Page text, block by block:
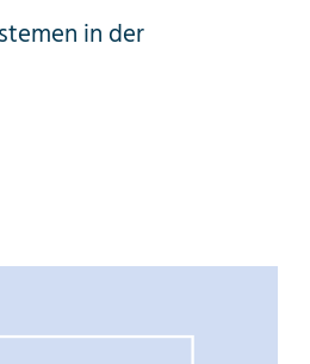
in der